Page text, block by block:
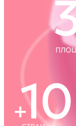
Уникальная
Станьте
MedExpo и
компанию
рынка.
Разделы
выставки